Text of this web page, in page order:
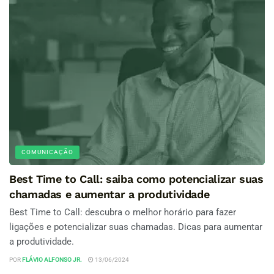
COMUNICAÇÃO
Best Time to Call: saiba como potencializar suas
chamadas e aumentar a produtividade
Best Time to Call: descubra o melhor horário para fazer
ligações e potencializar suas chamadas. Dicas para aumentar
a produtividade.
POR FLÁVIO ALFONSO JR. 13/06/2024